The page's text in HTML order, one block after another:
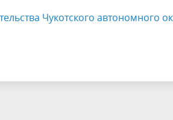
Чукотского автономного